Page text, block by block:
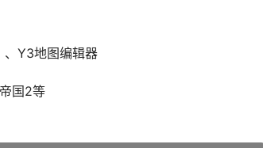
、Y3地图编辑器
国2等